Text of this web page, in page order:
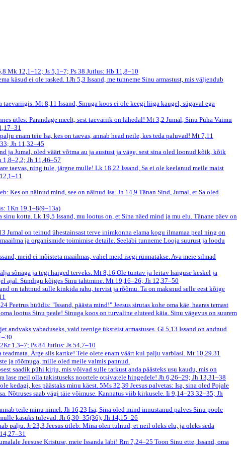
Mk 12,1–12; Js 5,1–7; Ps 38 Jutlus: Hb 11,8–10
käsud ei ole rasked. 1Jh 5,3 Issand, me tunneme Sinu armastust, mis väljendub
taevariigis. Mt 8,11 Issand, Sinuga koos ei ole keegi liiga kaugel, sügaval ega
ütles: Parandage meelt, sest taevariik on lähedal! Mt 3,2 Jumal, Sinu Püha Vaimu
enam teie Isa, kes on taevas, annab head neile, kes teda paluvad! Mt 7,11
Jh 11,32–45
ja Jumal, oled väärt võtma au ja austust ja väge, sest sina oled loonud kõik, kõik
1,8–2,2; Jh 11,46–57
taevas, ning tule, järgne mulle! Lk 18,22 Issand, Sa ei ole keelanud meile maist
Kes on näinud mind, see on näinud Isa.Jh 14,9 Tänan Sind, Jumal, et Sa oled
1Kn 19,1–8(9–13a)
sinu kotta. Lk 19,5 Issand, mu lootus on, et Sina näed mind ja mu elu. Tänane päev on
Jumal on teinud ühestainsast terve inimkonna elama kogu ilmamaa peal ning on
ja organismide toimimise detaile. Seeläbi tunneme Looja suurust ja loodu
meid ei mõisteta maailmas, vahel meid isegi rünnatakse. Ava meie silmad
sõnaga ja tegi haiged terveks.Mt 8,16 Ole tuntav ja leitav haiguse keskel ja
ajal. Sündigu kõiges Sinu tahtmine. Mt 19,16–26; Jh 12,37–50
on tahtnud sulle kinkida rahu, tervist ja rõõmu. Ta on maksnud selle eest kõige
Peetrus hüüdis: "Issand, päästa mind!" Jeesus sirutas kohe oma käe, haaras temast
lootus Sinu peale! Sinuga koos on turvaline eluteed käia. Sinu vägevus on suurem
andvaks vabaduseks, vaid teenige üksteist armastuses.Gl 5,13 Issand on andnud
1,3–7; Ps 84 Jutlus: Js 54,7–10
Ärge siis kartke! Teie olete enam väärt kui palju varblasi. Mt 10,29.31
ja rõõmuga, mille oled meile valmis pannud.
saadik pühi kirju, mis võivad sulle tarkust anda päästeks usu kaudu, mis on
lase meil olla takistuseks noortele otsivatele hingedele! Jh 6,26–29; Jh 13,31–38
kedagi, kes päästaks minu käest. 5Ms 32,39 Jeesus palvetas: Isa, sina oled Pojale
Nõtruses saab vägi täie võimuse. Kannatus viib kirkusele. Ii 9,14–23.32–35; Jh
teile minu nimel. Jh 16,23 Isa, Sina oled mind innustanud palves Sinu poole
kasuks tulevad. Jh 6,30–35(36); Jh 14,15–26
palju. Jr 23,3 Jeesus ütleb: Mina olen tulnud, et neil oleks elu, ja oleks seda
Jeesuse Kristuse, meie Issanda läbi! Rm 7,24–25 Toon Sinu ette, Issand, oma